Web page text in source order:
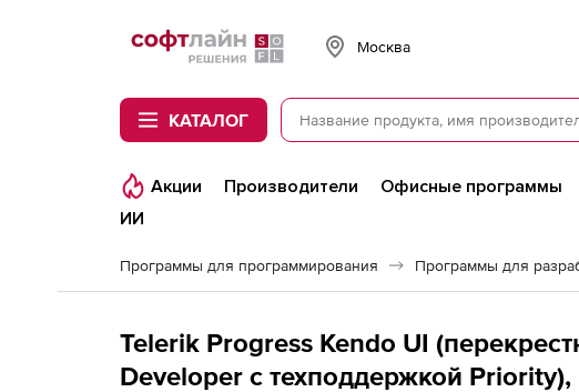
Softline
Москва
КАТАЛОГ
Акции Производители Офисные программы
ИИ
Программы для программирования Программы для
Telerik Progress Kendo UI
Developer с техподдержкой